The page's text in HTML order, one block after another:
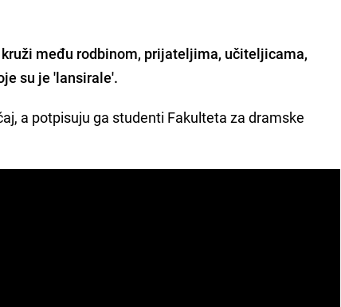
među rodbinom, prijateljima, učiteljicama,
su je 'lansirale'.
a potpisuju ga studenti Fakulteta za dramske